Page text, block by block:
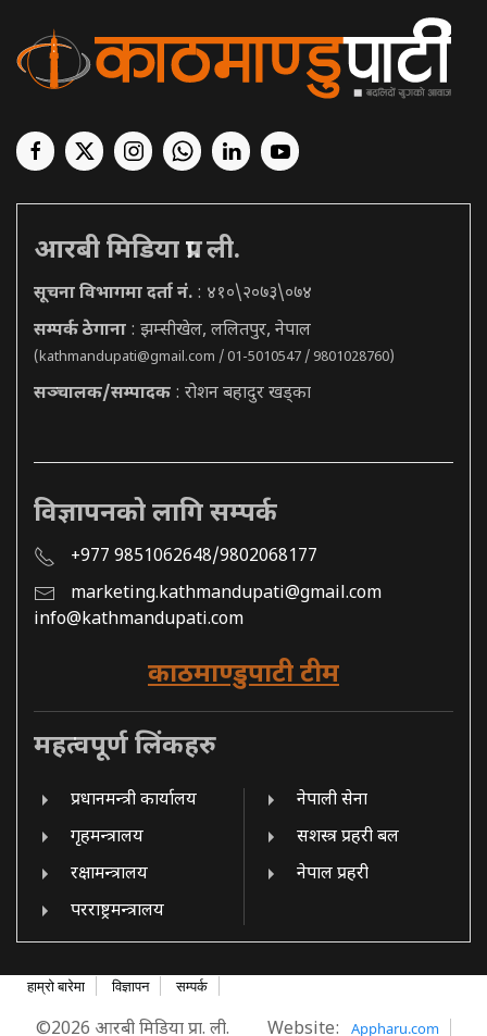
आरबी मिडिया प्रा. ली.
सूचना विभागमा दर्ता नं. : ४१०\२०७३\०७४
सम्पर्क ठेगाना : झम्सीखेल, ललितपुर, नेपाल
(kathmandupati@gmail.com / 01-5010547 / 9801028760)
सञ्चालक/सम्पादक : रोशन बहादुर खड्का
विज्ञापनको लागि सम्पर्क
+977 9851062648/9802068177
marketing.kathmandupati@gmail.com
info@kathmandupati.com
काठमाण्डुपाटी टीम
महत्वपूर्ण लिंकहरु
प्रधानमन्त्री कार्यालय
गृहमन्त्रालय
रक्षामन्त्रालय
परराष्ट्रमन्त्रालय
नेपाली सेना
सशस्त्र प्रहरी बल
नेपाल प्रहरी
हाम्रो बारेमा विज्ञापन सम्पर्क
©2026 आरबी मिडिया प्रा. ली. Website: Appharu.com